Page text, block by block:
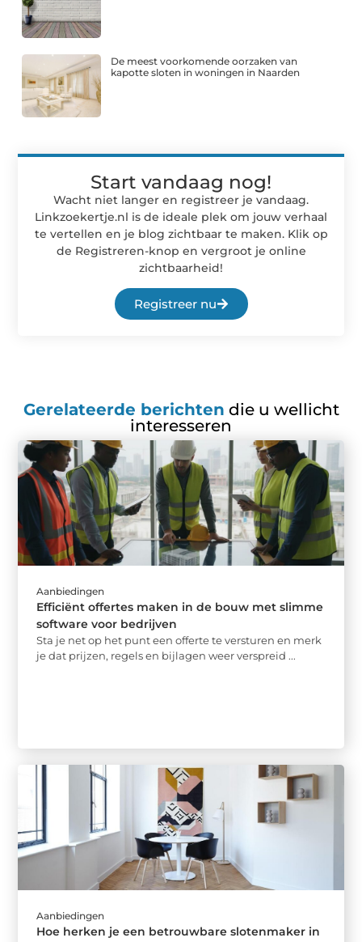
De meest voorkomende oorzaken van
kapotte sloten in woningen in Naarden
Start vandaag nog!
Wacht niet langer en registreer je vandaag.
Linkzoekertje.nl is de ideale plek om jouw verhaal
te vertellen en je blog zichtbaar te maken. Klik op
de Registreren-knop en vergroot je online
zichtbaarheid!
Registreer nu
Gerelateerde berichten die u wellicht
interesseren
Aanbiedingen
Efficiënt offertes maken in de bouw met slimme
software voor bedrijven
Sta je net op het punt een offerte te versturen en merk
je dat prijzen, regels en bijlagen weer verspreid ...
Aanbiedingen
Hoe herken je een betrouwbare slotenmaker in